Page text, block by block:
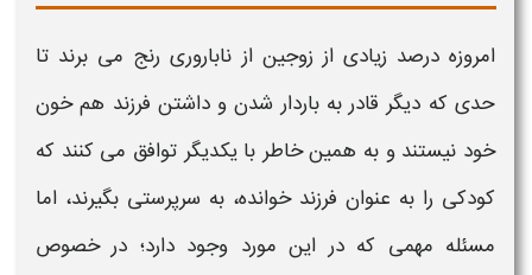
امروزه درصد زیادی از زوجین از ناباروری رنج می‌ برند تا
حدی که دیگر قادر به باردار شدن و داشتن فرزند هم‌ خون
خود نیستند و به همین خاطر با یکدیگر توافق می کنند که
کودکی را به عنوان فرزند خوانده، به سرپرستی بگیرند، اما
مسئله مهمی که در این مورد وجود دارد؛ در خصوص